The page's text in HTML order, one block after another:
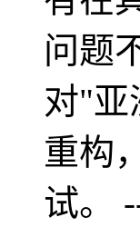
问题
对"亚
重构
试。